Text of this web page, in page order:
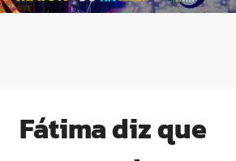
Fátima diz que